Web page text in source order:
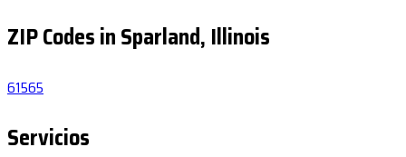
ZIP Codes in Sparland, Illinois
61565
Servicios